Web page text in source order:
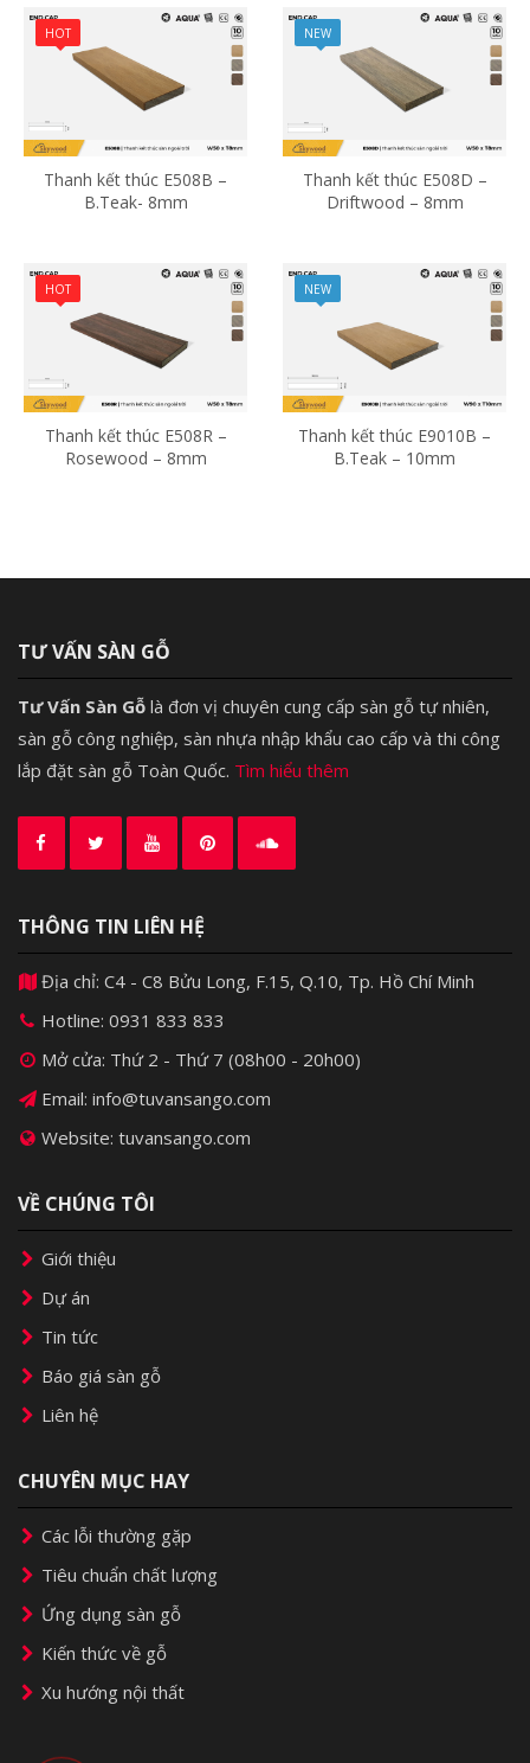
HOT
Thanh kết thúc E508B –
B.Teak- 8mm
NEW
Thanh kết thúc E508D –
Driftwood – 8mm
HOT
Thanh kết thúc E508R –
Rosewood – 8mm
NEW
Thanh kết thúc E9010B –
B.Teak – 10mm
TƯ VẤN SÀN GỖ
Tư Vấn Sàn Gỗ là đơn vị chuyên cung cấp sàn gỗ tự nhiên,
sàn gỗ công nghiệp, sàn nhựa nhập khẩu cao cấp và thi công
lắp đặt sàn gỗ Toàn Quốc. Tìm hiểu thêm
THÔNG TIN LIÊN HỆ
Địa chỉ: C4 - C8 Bửu Long, F.15, Q.10, Tp. Hồ Chí Minh
Hotline: 0931 833 833
Mở cửa: Thứ 2 - Thứ 7 (08h00 - 20h00)
Email: info@tuvansango.com
Website: tuvansango.com
VỀ CHÚNG TÔI
Giới thiệu
Dự án
Tin tức
Báo giá sàn gỗ
Liên hệ
CHUYÊN MỤC HAY
Các lỗi thường gặp
Tiêu chuẩn chất lượng
Ứng dụng sàn gỗ
Kiến thức về gỗ
Xu hướng nội thất